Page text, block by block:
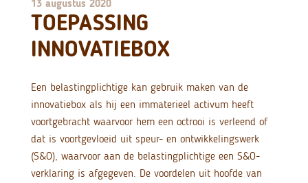
13 augustus 2020
TOEPASSING
INNOVATIEBOX
Een belastingplichtige kan gebruik maken van de
innovatiebox als hij een immaterieel activum heeft
voortgebracht waarvoor hem een octrooi is verleend of
dat is voortgevloeid uit speur- en ontwikkelingswerk
(S&O), waarvoor aan de belastingplichtige een S&O-
verklaring is afgegeven. De voordelen uit hoofde van